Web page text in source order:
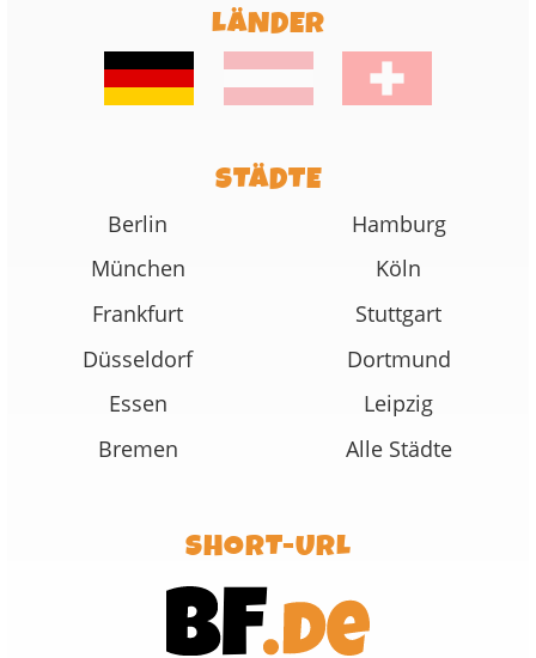
LÄNDER
STÄDTE
Berlin
Hamburg
München
Köln
Frankfurt
Stuttgart
Düsseldorf
Dortmund
Essen
Leipzig
Bremen
Alle Städte
SHORT-URL